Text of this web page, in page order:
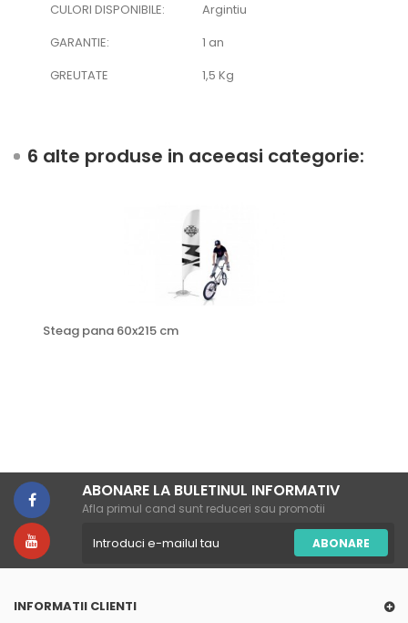
CULORI DISPONIBILE:
Argintiu
GARANTIE:
1 an
GREUTATE
1,5 Kg
6 alte produse in aceeasi categorie:
Steag pana 60x215 cm
ABONARE LA BULETINUL INFORMATIV
Afla primul cand sunt reduceri sau promotii
ABONARE
INFORMATII CLIENTI